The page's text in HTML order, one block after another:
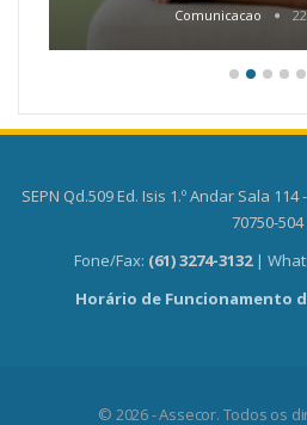
Comunicacao
SEPN Qd.509 Ed. Isis 1.º Andar Sala
70750-504
Fone/Fax: (61) 3274-3132 |
Horário de Funcionamento
© 2026 - Assecor. Todos os